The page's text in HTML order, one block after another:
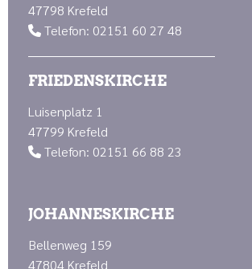
47798 Krefeld
 Telefon: 02151 60 27 48
FRIEDENSKIRCHE
Luisenplatz 1
47799 Krefeld
 Telefon: 02151 66 88 23
JOHANNESKIRCHE
Bellenweg 159
47804 Krefeld